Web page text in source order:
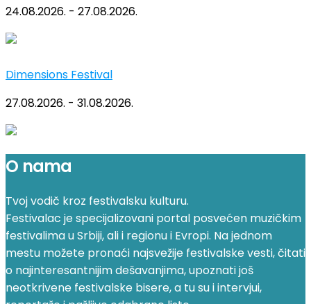
24.08.2026. - 27.08.2026.
Dimensions Festival
27.08.2026. - 31.08.2026.
O nama
Tvoj vodič kroz festivalsku kulturu.
Festivalac je specijalizovani portal posvećen muzičkim
festivalima u Srbiji, ali i regionu i Evropi. Na jednom
mestu možete pronaći najsvežije festivalske vesti, čitati
o najinteresantnijim dešavanjima, upoznati još
neotkrivene festivalske bisere, a tu su i intervjui,